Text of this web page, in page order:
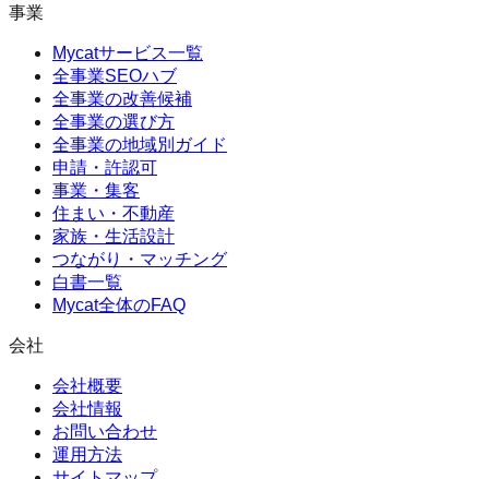
事業
Mycatサービス一覧
全事業SEOハブ
全事業の改善候補
全事業の選び方
全事業の地域別ガイド
申請・許認可
事業・集客
住まい・不動産
家族・生活設計
つながり・マッチング
白書一覧
Mycat全体のFAQ
会社
会社概要
会社情報
お問い合わせ
運用方法